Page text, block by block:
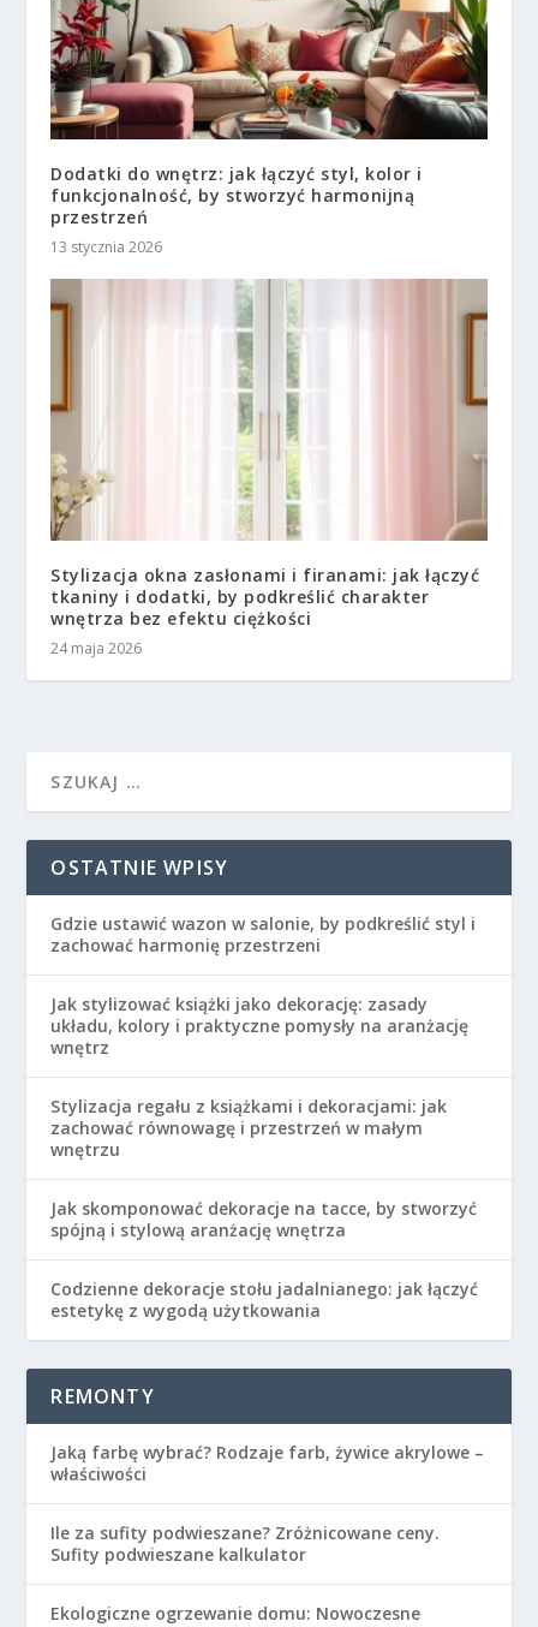
Dodatki do wnętrz: jak łączyć styl, kolor i
funkcjonalność, by stworzyć harmonijną
przestrzeń
13 stycznia 2026
Stylizacja okna zasłonami i firanami: jak łączyć
tkaniny i dodatki, by podkreślić charakter
wnętrza bez efektu ciężkości
24 maja 2026
OSTATNIE WPISY
Gdzie ustawić wazon w salonie, by podkreślić styl i
zachować harmonię przestrzeni
Jak stylizować książki jako dekorację: zasady
układu, kolory i praktyczne pomysły na aranżację
wnętrz
Stylizacja regału z książkami i dekoracjami: jak
zachować równowagę i przestrzeń w małym
wnętrzu
Jak skomponować dekoracje na tacce, by stworzyć
spójną i stylową aranżację wnętrza
Codzienne dekoracje stołu jadalnianego: jak łączyć
estetykę z wygodą użytkowania
REMONTY
Jaką farbę wybrać? Rodzaje farb, żywice akrylowe –
właściwości
Ile za sufity podwieszane? Zróżnicowane ceny.
Sufity podwieszane kalkulator
Ekologiczne ogrzewanie domu: Nowoczesne